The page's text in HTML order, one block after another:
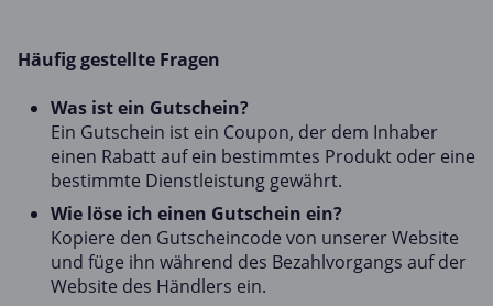
Häufig gestellte Fragen
Was ist ein Gutschein?
Ein Gutschein ist ein Coupon, der dem Inhaber
einen Rabatt auf ein bestimmtes Produkt oder eine
bestimmte Dienstleistung gewährt.
Wie löse ich einen Gutschein ein?
Kopiere den Gutscheincode von unserer Website
und füge ihn während des Bezahlvorgangs auf der
Website des Händlers ein.